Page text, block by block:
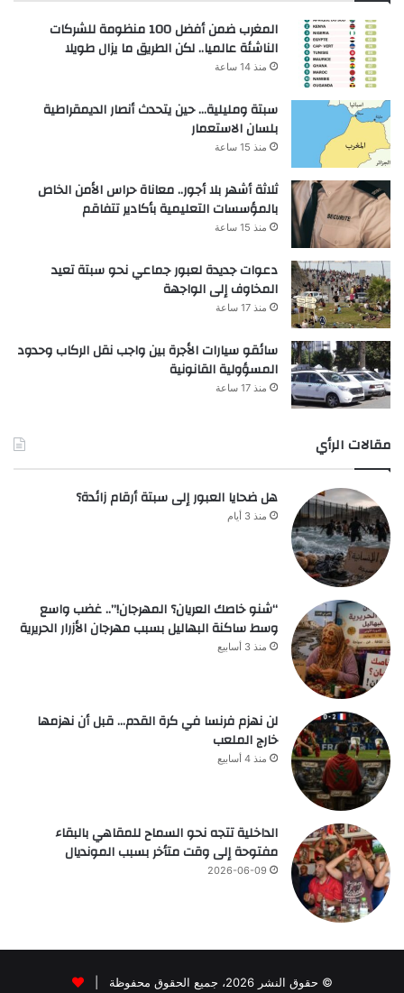
المغرب ضمن أفضل 100 منظومة للشركات
الناشئة عالميا.. لكن الطريق ما يزال طويلا
منذ 14 ساعة
سبتة ومليلية… حين يتحدث أنصار الديمقراطية
بلسان الاستعمار
منذ 15 ساعة
ثلاثة أشهر بلا أجور.. معاناة حراس الأمن الخاص
بالمؤسسات التعليمية بأكادير تتفاقم
منذ 15 ساعة
دعوات جديدة لعبور جماعي نحو سبتة تعيد
المخاوف إلى الواجهة
منذ 17 ساعة
سائقو سيارات الأجرة بين واجب نقل الركاب وحدود
المسؤولية القانونية
منذ 17 ساعة
مقالات الرأي
هل ضحايا العبور إلى سبتة أرقام زائدة؟
منذ 3 أيام
“شنو خاصك العريان؟ المهرجان!”.. غضب واسع
وسط ساكنة البهاليل بسبب مهرجان الأزرار الحريرية
منذ 3 أسابيع
لن نهزم فرنسا في كرة القدم… قبل أن نهزمها
خارج الملعب
منذ 4 أسابيع
الداخلية تتجه نحو السماح للمقاهي بالبقاء
مفتوحة إلى وقت متأخر بسبب المونديال
2026-06-09
© حقوق النشر 2026، جميع الحقوق محفوظة |